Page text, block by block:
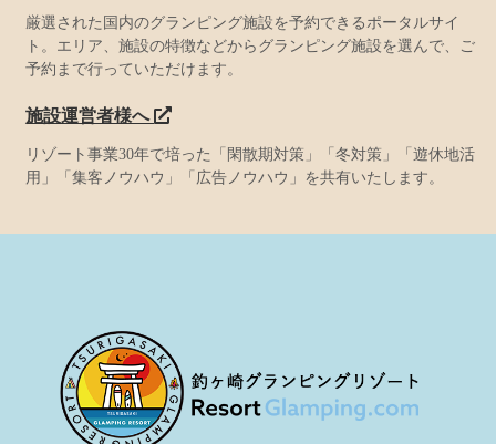
厳選された国内のグランピング施設を予約できるポータルサイ
ト。エリア、施設の特徴などからグランピング施設を選んで、ご
予約まで行っていただけます。
施設運営者様へ
リゾート事業30年で培った「閑散期対策」「冬対策」「遊休地活
用」「集客ノウハウ」「広告ノウハウ」を共有いたします。